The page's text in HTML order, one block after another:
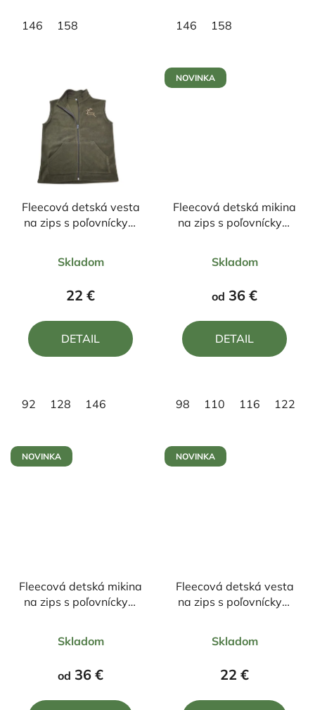
146 158 146 158
Fleecová detská vesta
na zips s poľovníckym
hodnotenie
produktu
z
Skladom
22 €
DETAIL
92 128 146
NOVINKA
Fleecová detská mikina
na zips s poľovníckym
hodnotenie
produktu
z
Skladom
od 36 €
DETAIL
98 110 116 122
NOVINKA
Fleecová detská mikina
na zips s poľovníckym
hodnotenie
produktu
Skladom
od 36 €
NOVINKA
Fleecová detská vesta
na zips s poľovníckym
hodnotenie
produktu
Skladom
22 €